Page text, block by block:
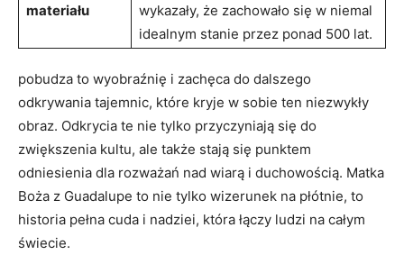
materiału
wykazały, że ⁤zachowało się​ w⁢ niemal
idealnym stanie przez ponad 500 lat.
pobudza ⁢to wyobraźnię⁤ i zachęca do dalszego
odkrywania tajemnic, które kryje ‍w⁤ sobie ten niezwykły
obraz. Odkrycia te nie tylko przyczyniają się do
zwiększenia kultu, ⁣ale⁢ także stają się punktem
odniesienia dla rozważań nad wiarą i duchowością. Matka
Boża z⁤ Guadalupe to nie tylko wizerunek na płótnie, to
historia pełna cuda i nadziei, która łączy ludzi na ⁤całym
‍świecie.